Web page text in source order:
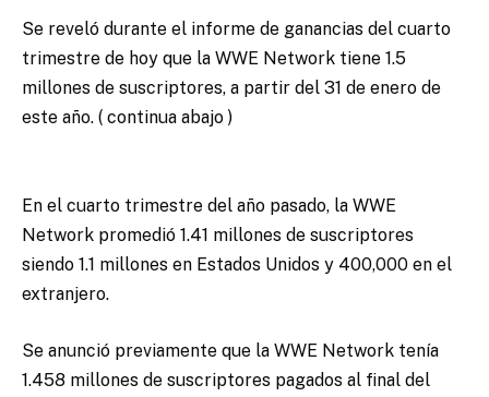
Se reveló durante el informe de ganancias del cuarto
trimestre de hoy que la WWE Network tiene 1.5
millones de suscriptores, a partir del 31 de enero de
este año. ( continua abajo )
En el cuarto trimestre del año pasado, la WWE
Network promedió 1.41 millones de suscriptores
siendo 1.1 millones en Estados Unidos y 400,000 en el
extranjero.
Se anunció previamente que la WWE Network tenía
1.458 millones de suscriptores pagados al final del